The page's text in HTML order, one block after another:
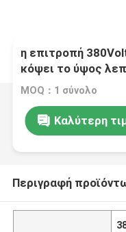
η επιτροπή
κόψει το ύψος
διευθετήσιμο
MOQ：1 σύνολο
Καλύτερη
Περιγραφή